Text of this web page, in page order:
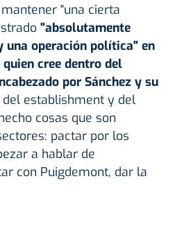
"una cierta
"absolutamente
una operación política" en
cree dentro del
por Sánchez y su
establishment y del
cosas que son
pactar por los
a hablar de
con Puigdemont, dar la